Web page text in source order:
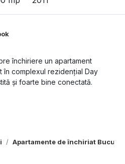
Apartamente de închiriat
închiriere un apartament
în complexul rezidențial Day
și foarte bine conectată.
gaz